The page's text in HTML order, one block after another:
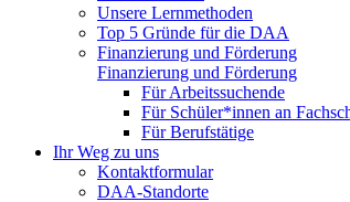
Unsere Lernmethoden
Top 5 Gründe für die DAA
Finanzierung und Förderung
Finanzierung und Förderung
Für Arbeitssuchende
Für Schüler*innen an
Für Berufstätige
Ihr Weg zu uns
Kontaktformular
DAA-Standorte